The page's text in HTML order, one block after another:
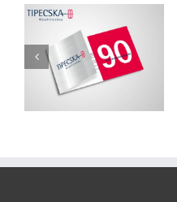
Corporate Design
Veranstaltungreihe der
Stadt Wolfratshausen